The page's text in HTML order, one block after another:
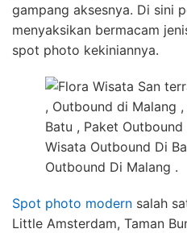
gampang aksesnya. Di sini
menyaksikan bermacam
spot photo kekiniannya.
Spot photo modern salah
Little Amsterdam, Taman